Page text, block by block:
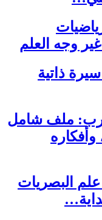
وجه العلم
ذاتية
ملف شامل
وأفكاره
البصريات